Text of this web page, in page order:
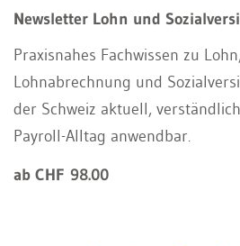
Newsletter Lohn und
Praxisnahes Fachwissen zu
Lohnabrechnung und
der Schweiz aktuell,
Payroll-Alltag anwendbar.
ab CHF 98.00